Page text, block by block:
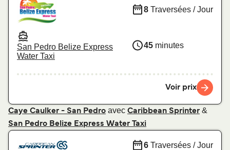
San Pedro Belize Express
Water Taxi
8 Traversées / Jour
45 minutes
Voir prix
Caye Caulker - San Pedro avec Caribbean Sprinter &
San Pedro Belize Express Water Taxi
6 Traversées / Jour